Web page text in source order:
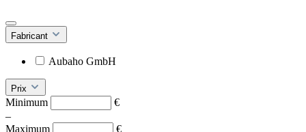
Fabricant
Aubaho GmbH
Prix
Minimum
€
–
Maximum
€